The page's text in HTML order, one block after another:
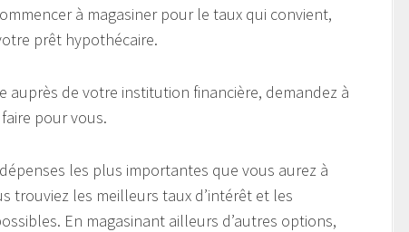
à magasiner pour le taux qui convient,
prêt hypothécaire.
de votre institution financière, demandez à
pour vous.
les plus importantes que vous aurez à
trouviez les meilleurs taux d’intérêt et les
En magasinant ailleurs d’autres options,